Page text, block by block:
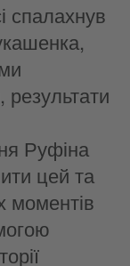
спалахнув
Руфіна
цей та
моментів